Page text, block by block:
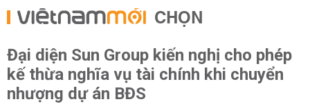
CHỌN
Đại diện Sun Group kiến nghị cho phép
kế thừa nghĩa vụ tài chính khi chuyển
nhượng dự án BĐS